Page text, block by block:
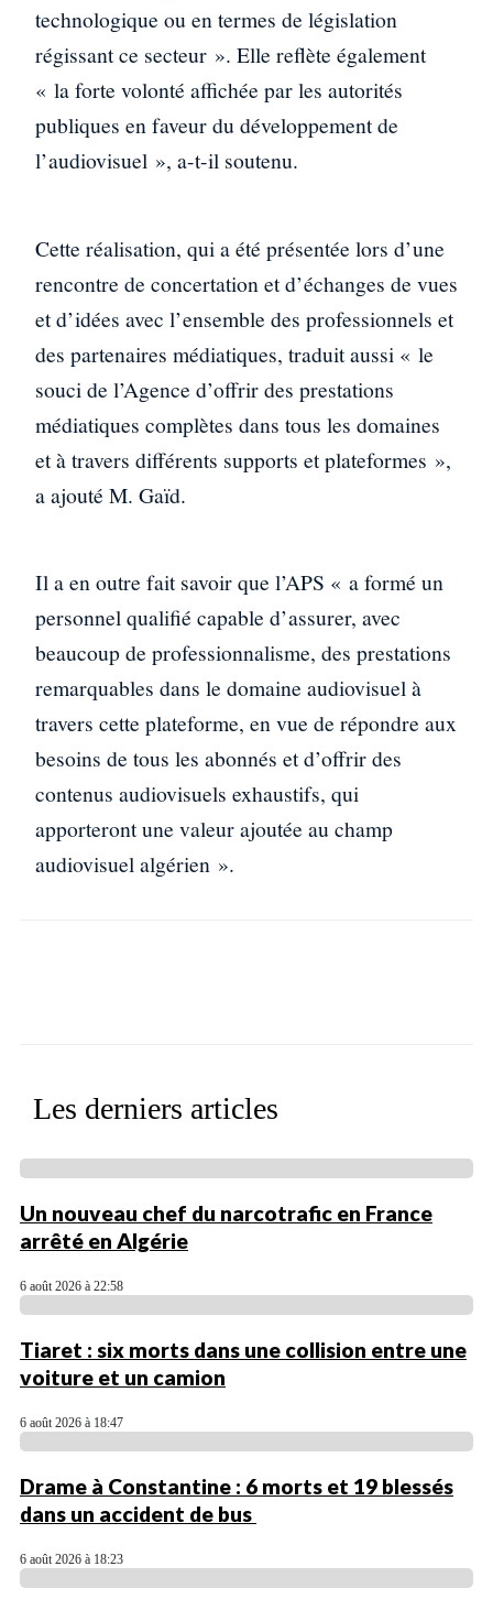
technologique ou en termes de législation
régissant ce secteur ». Elle reflète également
« la forte volonté affichée par les autorités
publiques en faveur du développement de
l’audiovisuel », a-t-il soutenu.
Cette réalisation, qui a été présentée lors d’une
rencontre de concertation et d’échanges de vues
et d’idées avec l’ensemble des professionnels et
des partenaires médiatiques, traduit aussi « le
souci de l’Agence d’offrir des prestations
médiatiques complètes dans tous les domaines
et à travers différents supports et plateformes »,
a ajouté M. Gaïd.
Il a en outre fait savoir que l’APS « a formé un
personnel qualifié capable d’assurer, avec
beaucoup de professionnalisme, des prestations
remarquables dans le domaine audiovisuel à
travers cette plateforme, en vue de répondre aux
besoins de tous les abonnés et d’offrir des
contenus audiovisuels exhaustifs, qui
apporteront une valeur ajoutée au champ
audiovisuel algérien ».
Les derniers articles
Un nouveau chef du narcotrafic en France
arrêté en Algérie
6 août 2026 à 22:58
Tiaret : six morts dans une collision entre une
voiture et un camion
6 août 2026 à 18:47
Drame à Constantine : 6 morts et 19 blessés
dans un accident de bus
6 août 2026 à 18:23